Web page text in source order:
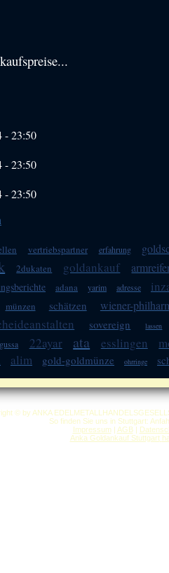
-23:50
-23:50
-23:50
vertriebspartner erfahrung
2dukaten goldankauf
adana yarim adresse
münzen schätzen wiener-
sovereign lassen
22ayar ata esslingen
alim gold-goldmünze ohrringe
© by ANKA
So finden Sie uns in Stuttgart:
Impressum| AGB|
Anka Goldankauf Stuttgart